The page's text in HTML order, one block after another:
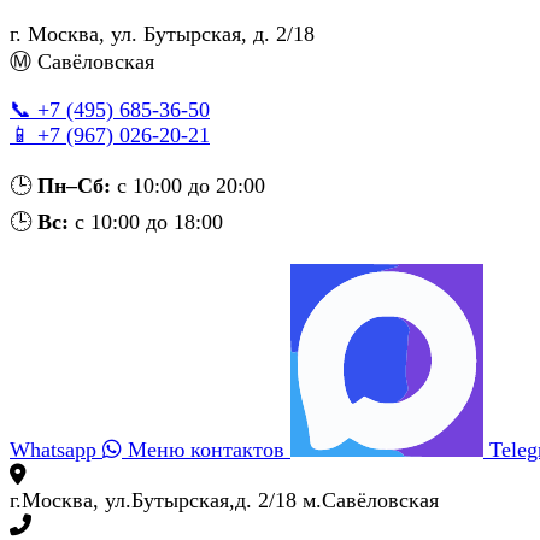
г. Москва, ул. Бутырская, д. 2/18
Ⓜ Савёловская
📞 +7 (495) 685‑36‑50
📱 +7 (967) 026‑20‑21
🕒 Пн–Сб: с 10:00 до 20:00
🕒 Вс: с 10:00 до 18:00
Whatsapp Меню контактов
г.Москва, ул.Бутырская,д. 2/18 м.Савёловская